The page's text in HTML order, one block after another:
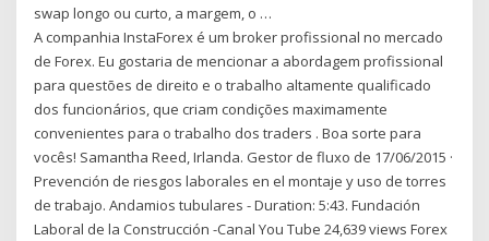
swap longo ou curto, a margem, o …
A companhia InstaForex é um broker profissional no mercado
de Forex. Eu gostaria de mencionar a abordagem profissional
para questões de direito e o trabalho altamente qualificado
dos funcionários, que criam condições maximamente
convenientes para o trabalho dos traders . Boa sorte para
vocês! Samantha Reed, Irlanda. Gestor de fluxo de 17/06/2015 ·
Prevención de riesgos laborales en el montaje y uso de torres
de trabajo. Andamios tubulares - Duration: 5:43. Fundación
Laboral de la Construcción -Canal You Tube 24,639 views Forex